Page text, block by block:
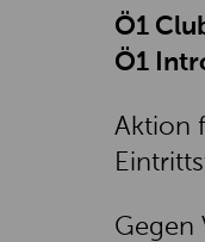
Ö1
Ö1
Aktion
Gegen